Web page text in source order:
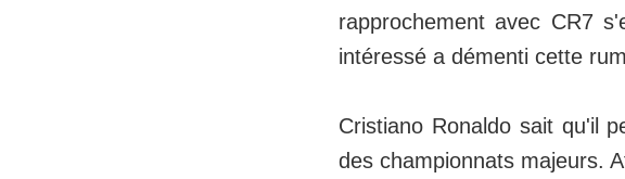
rapprochement avec CR7
intéressé a démenti cette
Cristiano Ronaldo sait qu'il
des championnats majeurs.